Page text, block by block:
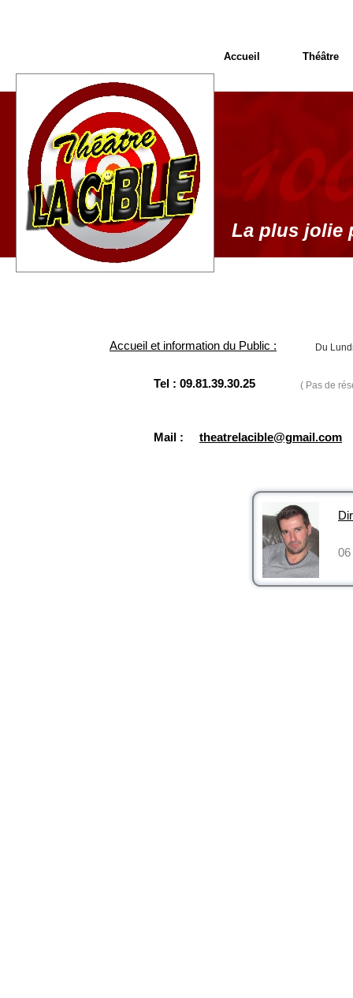
Accueil et information du Public : Du
Tel : 09.81.39.30.25 ( Pas de
Mail : theatrelacible@gmail.com
La plus jolie
06
Accueil Théâtre